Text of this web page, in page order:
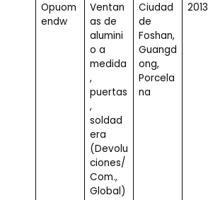
Opuom
endw
Ventan
as de
alumini
o a
medida
,
puertas
,
soldad
era
(Devolu
ciones/
Com.,
Global)
Ciudad
de
Foshan,
Guangd
ong,
Porcela
na
2013